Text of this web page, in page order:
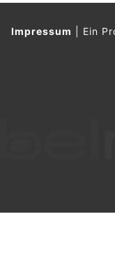
Impressum Ein